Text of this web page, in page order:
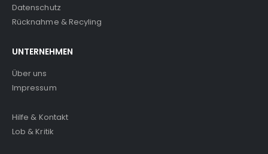
Datenschutz
Rücknahme & Recyling
UNTERNEHMEN
Über uns
Impressum
Hilfe & Kontakt
Lob & Kritik